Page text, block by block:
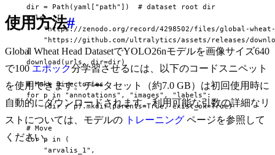
  dir = Path(yaml["path"])  # dataset root dir
  urls = [
"https://zenodo.org/record/4298502/files/global-
"https://github.com/ultralytics/assets/releases/
  ]
  download(urls, dir=dir)
  # Make Directories
  for p in "annotations", "images", "labels":
      (dir / p).mkdir(parents=True, exist_ok=True)
  # Move
  for p in (
      "arvalis_1",
使用方法#
Global Wheat Head DatasetでYOLO26nモデルを画像サイズ640
で100 エポック分学習させるには、以下のコードスニペット
を使用できます。データセット（約7.0 GB）は初回使用時に
自動的にダウンロードされます。利用可能な引数の詳細なリ
ストについては、モデルの トレーニング ページを参照して
ください。